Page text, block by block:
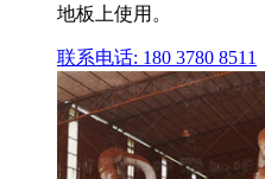
地板上使用。
联系电话: 180 3780 8511